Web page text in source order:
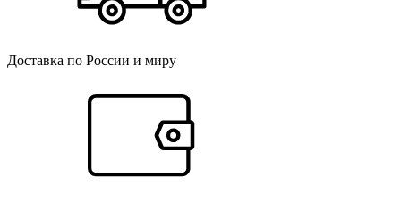
Доставка по России и миру